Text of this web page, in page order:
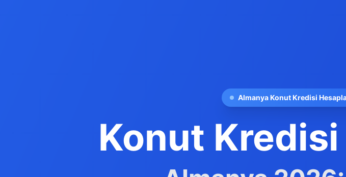
Almanya Konut Kredisi
Konut Kredisi